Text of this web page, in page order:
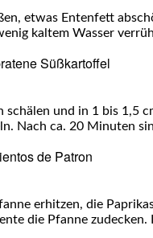
etwas Enten­fett
kal­tem Was­ser
Süßkartoffel
schä­len und in 1 bis 1,5
Nach ca. 20 Minu­ten
de Patron
erhit­zen, die
die Pfan­ne